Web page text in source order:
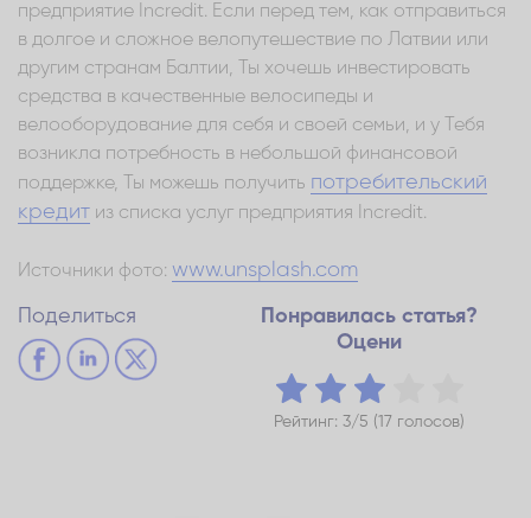
предприятие Incredit. Если перед тем, как отправиться
в долгое и сложное велопутешествие по Латвии или
другим странам Балтии, Ты хочешь инвестировать
средства в качественные велосипеды и
велооборудование для себя и своей семьи, и у Тебя
возникла потребность в небольшой финансовой
поддержке, Ты можешь получить потребительский
кредит из списка услуг предприятия Incredit.
Источники фото: www.unsplash.com
Поделиться
Понравилась статья?
Оцени
Рейтинг: 3/5 (17 голосов)